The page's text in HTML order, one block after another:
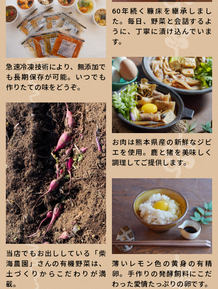
急速冷凍技術により、無添加で
も長期保存が可能。いつでも
作りたての味をどうぞ。
当店でもお出ししている「柴
海農園」さんの有機野菜は、
土づくりからこだわりが満
載。
60年続く糠床を継承しまし
た。毎日、野菜と会話するよ
うに、丁寧に漬け込んでいま
す。
お肉は熊本県産の新鮮なジビ
エを使用。鹿と猪を美味しく
調理してご提供します。
薄いレモン色の黄身の有精
卵。手作りの発酵飼料にこだ
わった愛情たっぷりの卵です。